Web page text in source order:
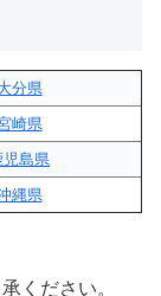
分県
崎県
児島県
縄県
ください。